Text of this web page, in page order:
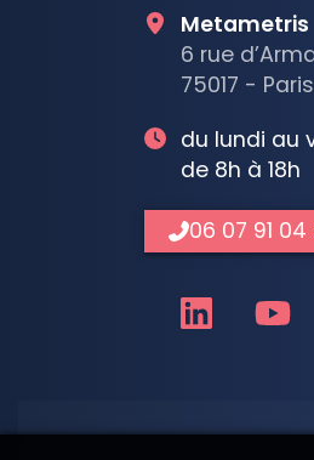
Metametris
6 rue
75017 - Paris
du lundi au
de 8h à 18h
06 07 91 04